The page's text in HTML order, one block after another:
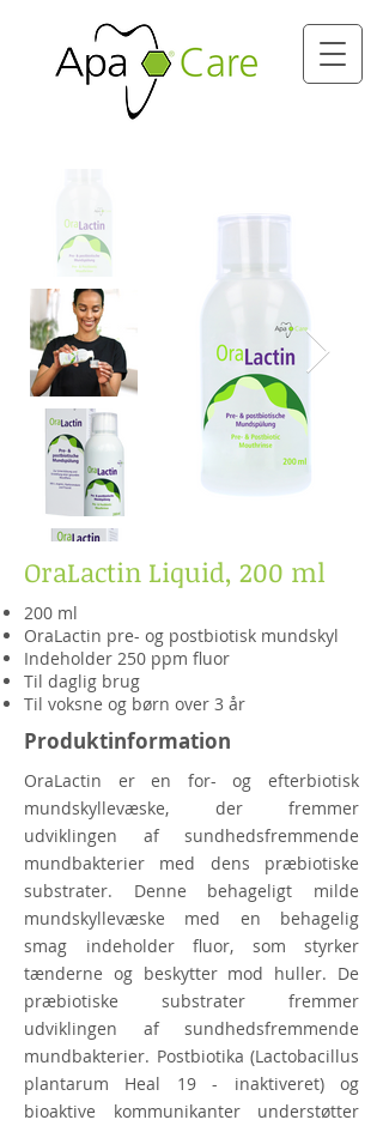
OraLactin Liquid, 200 ml
200 ml
OraLactin pre- og postbiotisk mundskyl
Indeholder 250 ppm fluor
Til daglig brug
Til voksne og børn over 3 år
Produktinformation
OraLactin er en for- og efterbiotisk
mundskyllevæske, der fremmer
udviklingen af sundhedsfremmende
mundbakterier med dens præbiotiske
substrater. Denne behageligt milde
mundskyllevæske med en behagelig
smag indeholder fluor, som styrker
tænderne og beskytter mod huller. De
præbiotiske substrater fremmer
udviklingen af sundhedsfremmende
mundbakterier. Postbiotika (Lactobacillus
plantarum Heal 19 - inaktiveret) og
bioaktive kommunikanter understøtter